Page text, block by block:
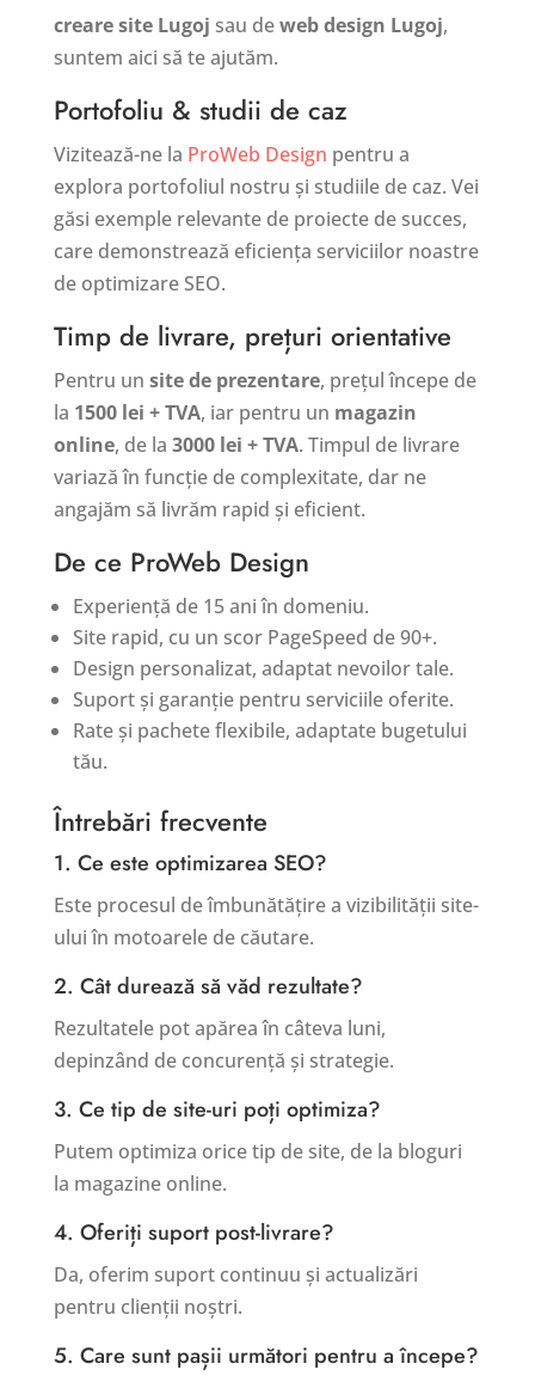
creare site Lugoj sau deweb design Lugoj,
suntem aici să te ajutăm.
Portofoliu & studii de caz
Vizitează-ne la ProWeb Design pentru a
explora portofoliul nostru și studiile de caz. Vei
găsi exemple relevante de proiecte de succes,
care demonstrează eficiența serviciilor noastre
de optimizare SEO.
Timp de livrare, prețuri orientative
Pentru un site de prezentare, prețul începe de
la 1500 lei + TVA, iar pentru un magazin
online, de la 3000 lei + TVA. Timpul de livrare
variază în funcție de complexitate, dar ne
angajăm să livrăm rapid și eficient.
De ce ProWeb Design
Experiență de 15 ani în domeniu.
Site rapid, cu un scor PageSpeed de 90+.
Design personalizat, adaptat nevoilor tale.
Suport și garanție pentru serviciile oferite.
Rate și pachete flexibile, adaptate bugetului
tău.
Întrebări frecvente
1. Ce este optimizarea SEO?
Este procesul de îmbunătățire a vizibilității site-
ului în motoarele de căutare.
2. Cât durează să văd rezultate?
Rezultatele pot apărea în câteva luni,
depinzând de concurență și strategie.
3. Ce tip de site-uri poți optimiza?
Putem optimiza orice tip de site, de la bloguri
la magazine online.
4. Oferiți suport post-livrare?
Da, oferim suport continuu și actualizări
pentru clienții noștri.
5. Care sunt pașii următori pentru a începe?